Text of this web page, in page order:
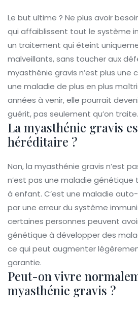
Le but ultime ? Ne plus avoir
qui affaiblissent tout le système
un traitement qui éteint
malveillants, sans toucher aux
myasthénie gravis n’est plus une
une maladie de plus en plus
années à venir, elle pourrait
guérit, pas seulement qu’on traite.
La myasthénie gravis
héréditaire ?
Non, la myasthénie gravis n’est
n’est pas une maladie
à enfant. C’est une maladie
par une erreur du système
certaines personnes peuvent
génétique à développer des
ce qui peut augmenter
garantie.
Peut-on vivre
myasthénie gravis ?